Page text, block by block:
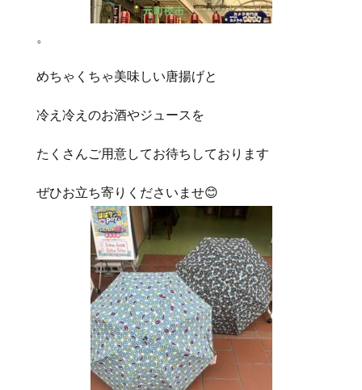
。
めちゃくちゃ美味しい唐揚げと
冷え冷えのお酒やジュースを
たくさんご用意してお待ちしております
ぜひお立ち寄りくださいませ😊